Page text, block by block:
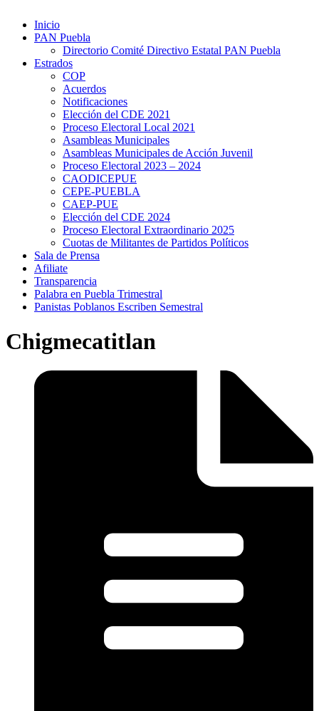
Inicio
PAN Puebla
Directorio Comité Directivo Estatal PAN Puebla
Estrados
COP
Acuerdos
Notificaciones
Elección del CDE 2021
Proceso Electoral Local 2021
Asambleas Municipales
Asambleas Municipales de Acción Juvenil
Proceso Electoral 2023 – 2024
CAODICEPUE
CEPE-PUEBLA
CAEP-PUE
Elección del CDE 2024
Proceso Electoral Extraordinario 2025
Cuotas de Militantes de Partidos Políticos
Sala de Prensa
Afiliate
Transparencia
Palabra en Puebla Trimestral
Panistas Poblanos Escriben Semestral
Chigmecatitlan